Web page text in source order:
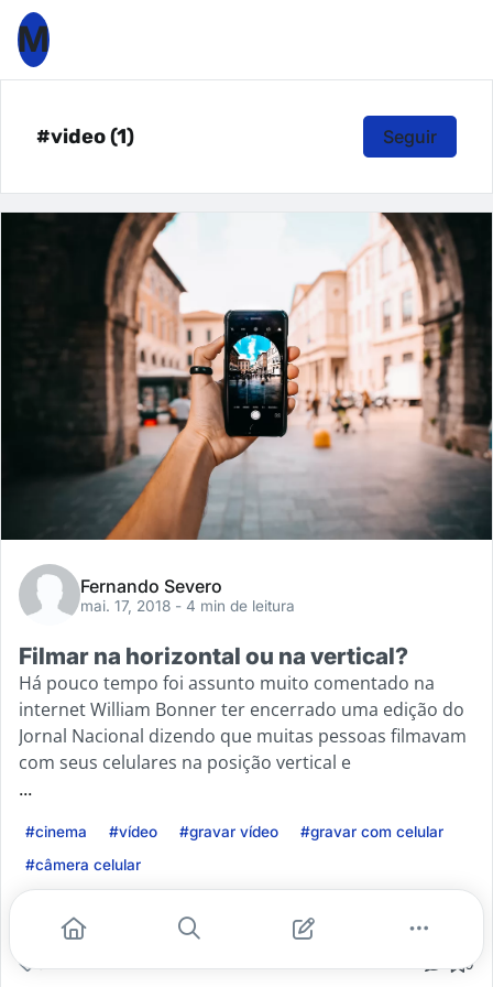
M
#video (1) Seguir
Fernando Severo
mai. 17, 2018 - 4 min de leitura
Filmar na horizontal ou na vertical?
Há pouco tempo foi assunto muito comentado na
internet William Bonner ter encerrado uma edição do
Jornal Nacional dizendo que muitas pessoas filmavam
com seus celulares na posição vertical e
...
#cinema #vídeo #gravar vídeo
#gravar com celular
#câmera celular
Leia mais
0